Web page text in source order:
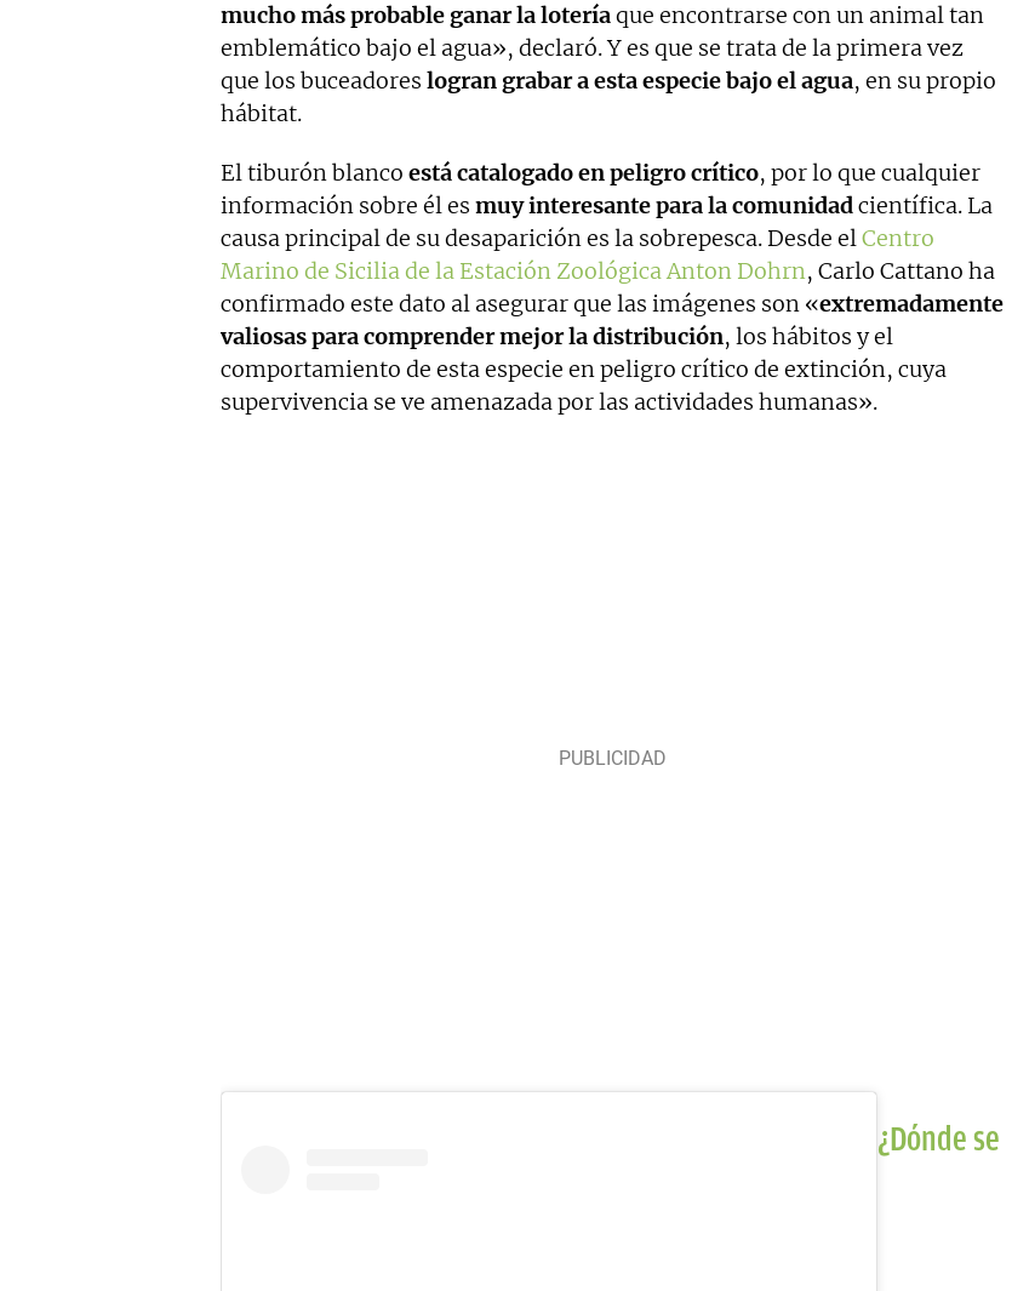
mucho más probable ganar la loteríaque encontrarse con un animal tan
emblemático bajo el agua», declaró. Y es que se trata de la primera vez
que los buceadores logran grabar a esta especie bajo el agua, en su propio
hábitat.
El tiburón blanco está catalogado en peligro crítico, por lo que cualquier
información sobre él es muy interesante para la comunidadcientífica. La
causa principal de su desaparición es la sobrepesca. Desde elCentro
Marino de Sicilia de la Estación Zoológica Anton Dohrn, Carlo Cattano ha
confirmado este dato al asegurar que las imágenes son «extremadamente
valiosas para comprender mejor la distribución, los hábitos y el
comportamiento de esta especie en peligro crítico de extinción, cuya
supervivencia se ve amenazada por las actividades humanas».
¿Dónde se